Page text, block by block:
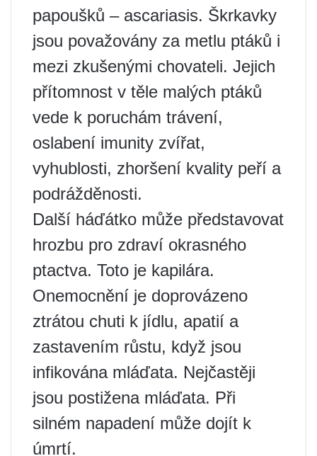
papoušků – ascariasis. Škrkavky
jsou považovány za metlu ptáků i
mezi zkušenými chovateli. Jejich
přítomnost v těle malých ptáků
vede k poruchám trávení,
oslabení imunity zvířat,
vyhublosti, zhoršení kvality peří a
podrážděnosti.
Další háďátko může představovat
hrozbu pro zdraví okrasného
ptactva. Toto je kapilára.
Onemocnění je doprovázeno
ztrátou chuti k jídlu, apatií a
zastavením růstu, když jsou
infikována mláďata. Nejčastěji
jsou postižena mláďata. Při
silném napadení může dojít k
úmrtí.